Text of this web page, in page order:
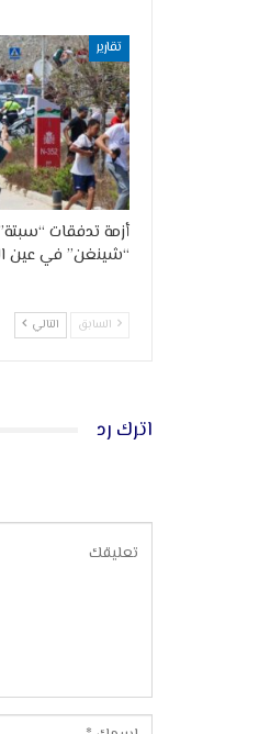
تقارير
أزمة تدفقات
“شينغن” في عين
السابق التالي
اترك رد